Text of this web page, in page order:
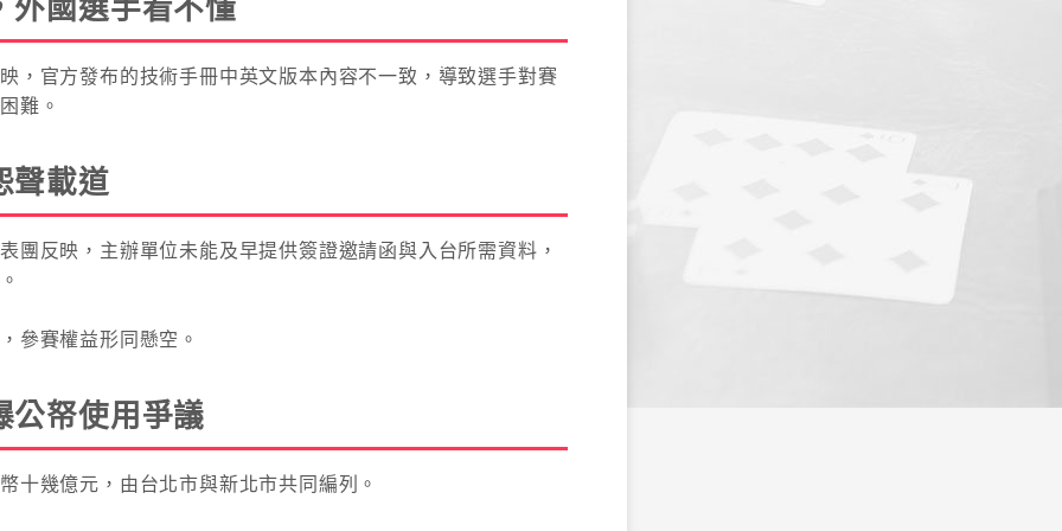
外國選手看不懂
，官方發布的技術手冊中英文版本內容不一致，導致選手對賽
難。
聲載道
團反映，主辦單位未能及早提供簽證邀請函與入台所需資料，
參賽權益形同懸空。
公帑使用爭議
十幾億元，由台北市與新北市共同編列。